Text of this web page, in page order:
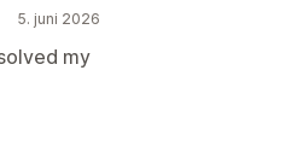
5. juni 2026
my